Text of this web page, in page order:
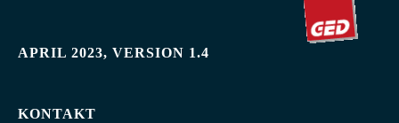
APRIL 2023, VERSION 1.4
KONTAKT